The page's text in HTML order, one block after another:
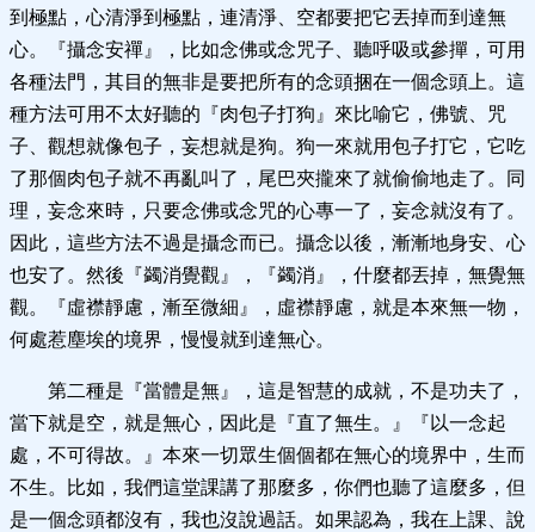
到極點，心清淨到極點，連清淨、空都要把它丟掉而到達無
心。『攝念安禪』，比如念佛或念咒子、聽呼吸或參撣，可用
各種法門，其目的無非是要把所有的念頭捆在一個念頭上。這
種方法可用不太好聽的『肉包子打狗』來比喻它，佛號、咒
子、觀想就像包子，妄想就是狗。狗一來就用包子打它，它吃
了那個肉包子就不再亂叫了，尾巴夾攏來了就偷偷地走了。同
理，妄念來時，只要念佛或念咒的心專一了，妄念就沒有了。
因此，這些方法不過是攝念而已。攝念以後，漸漸地身安、心
也安了。然後『蠲消覺觀』，『蠲消』，什麼都丟掉，無覺無
觀。『虛襟靜慮，漸至微細』，虛襟靜慮，就是本來無一物，
何處惹塵埃的境界，慢慢就到達無心。
第二種是『當體是無』，這是智慧的成就，不是功夫了，
當下就是空，就是無心，因此是『直了無生。』『以一念起
處，不可得故。』本來一切眾生個個都在無心的境界中，生而
不生。比如，我們這堂課講了那麼多，你們也聽了這麼多，但
是一個念頭都沒有，我也沒說過話。如果認為，我在上課、說